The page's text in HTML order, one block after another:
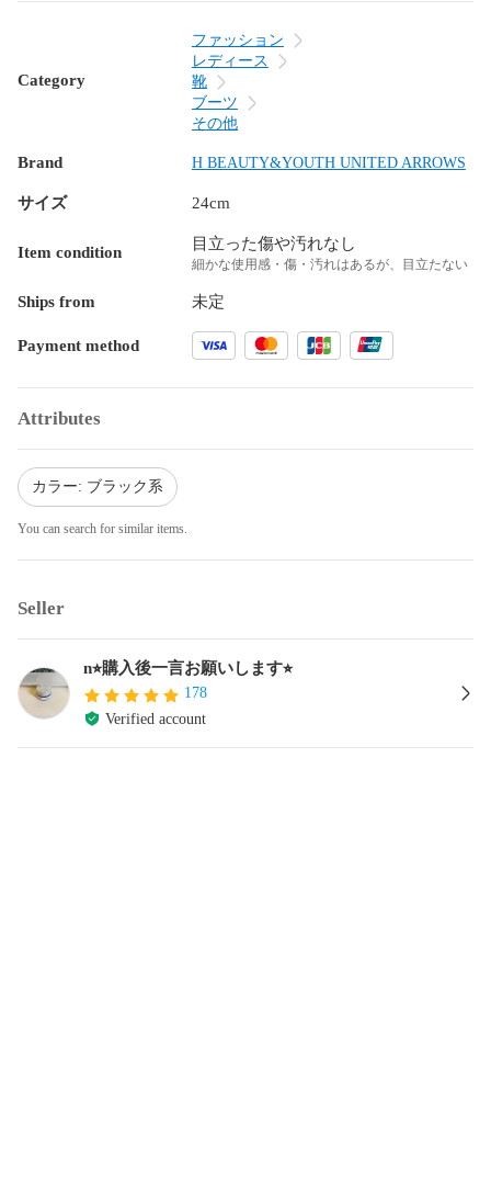
Category
ファッション
レディース
靴
ブーツ
その他
Brand H BEAUTY&YOUTH UNITED ARROWS
サイズ 24cm
Item condition 目立った傷や汚れなし
細かな使用感・傷・汚れはあるが、目立たない
Ships from 未定
Payment method
Attributes
カラー: ブラック系
You can search for similar items.
Seller
n⭐︎購入後一言お願いします⭐︎
178
Verified account